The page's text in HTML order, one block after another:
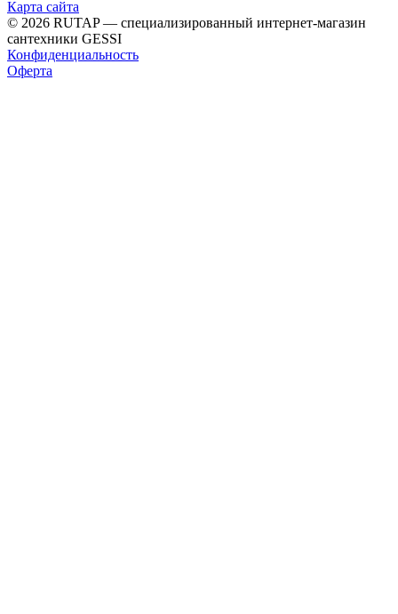
Карта сайта
© 2026 RUTAP — специализированный интернет-магазин
сантехники GESSI
Конфиденциальность
Оферта